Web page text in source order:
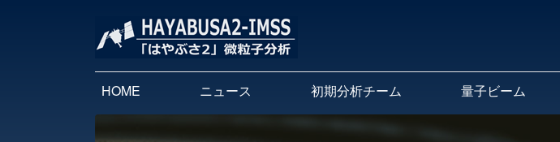
HOME ニュース 初期分析チーム 量子ビーム